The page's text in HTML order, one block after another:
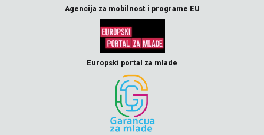
Agencija za mobilnost i programe EU
Europski portal za mlade